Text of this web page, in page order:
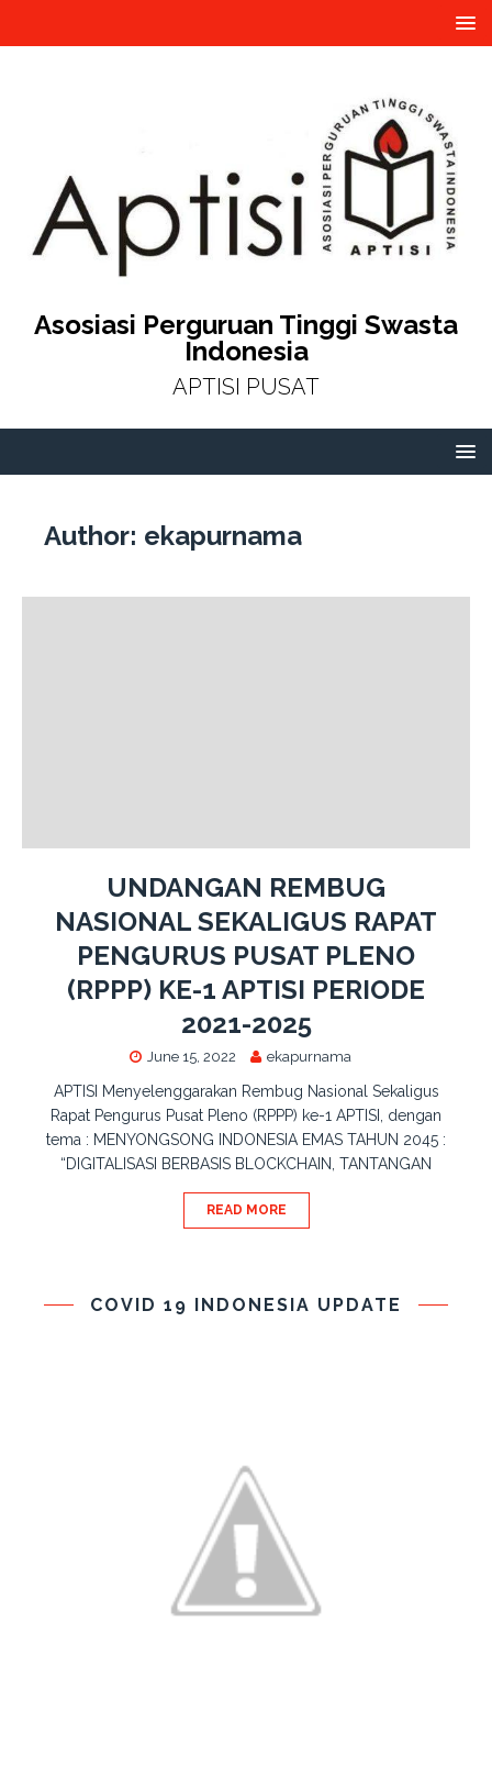
Asosiasi Perguruan Tinggi Swasta
Indonesia
APTISI PUSAT
Author: ekapurnama
UNDANGAN REMBUG
NASIONAL SEKALIGUS RAPAT
PENGURUS PUSAT PLENO
(RPPP) KE-1 APTISI PERIODE
2021-2025
June 15, 2022 ekapurnama
APTISI Menyelenggarakan Rembug Nasional Sekaligus
Rapat Pengurus Pusat Pleno (RPPP) ke-1 APTISI, dengan
tema : MENYONGSONG INDONESIA EMAS TAHUN 2045 :
“DIGITALISASI BERBASIS BLOCKCHAIN, TANTANGAN
READ MORE
COVID 19 INDONESIA UPDATE